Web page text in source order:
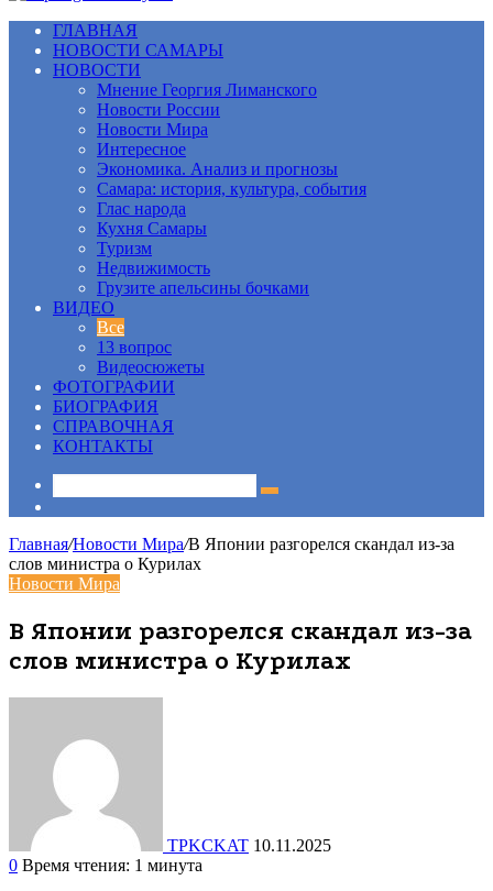
ГЛАВНАЯ
НОВОСТИ САМАРЫ
НОВОСТИ
Мнение Георгия Лиманского
Новости России
Новости Мира
Интересное
Экономика. Анализ и прогнозы
Самара: история, культура, события
Глас народа
Кухня Самары
Туризм
Недвижимость
Грузите апельсины бочками
ВИДЕО
Все
13 вопрос
Видеосюжеты
ФОТОГРАФИИ
БИОГРАФИЯ
СПРАВОЧНАЯ
КОНТАКТЫ
Главная/Новости Мира/В Японии разгорелся скандал из-за
слов министра о Курилах
Новости Мира
В Японии разгорелся скандал из-за
слов министра о Курилах
TPKCKAT 10.11.2025
0 Время чтения: 1 минута